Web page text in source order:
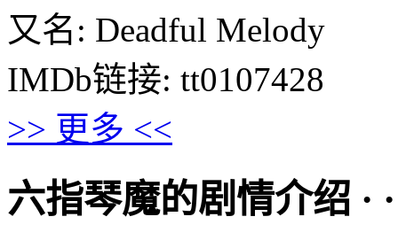
又名: Deadful Melody
IMDb链接: tt0107428
>> 更多 <<
六指琴魔的剧情介绍 · ·